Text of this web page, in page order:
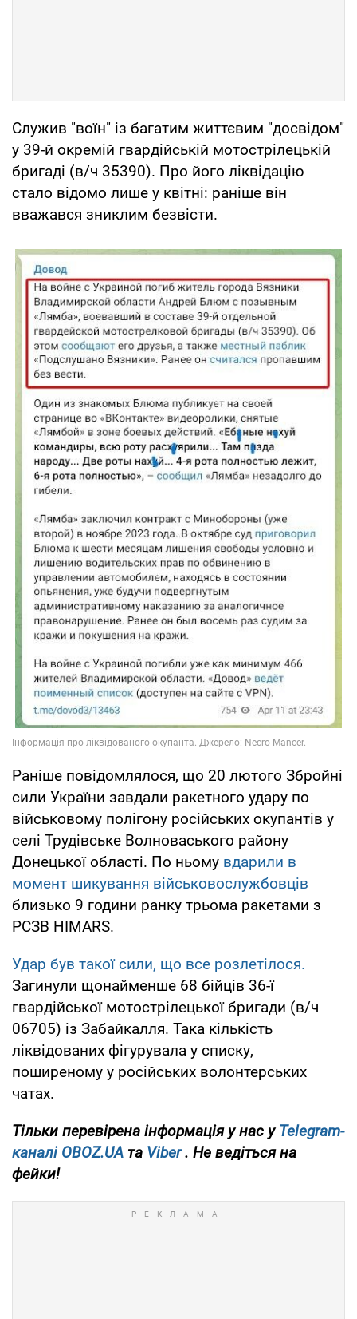
Служив "воїн" із багатим життєвим "досвідом"
у 39-й окремій гвардійській мотострілецькій
бригаді (в/ч 35390). Про його ліквідацію
стало відомо лише у квітні: раніше він
вважався зниклим безвісти.
Раніше повідомлялося, що 20 лютого Збройні
сили України завдали ракетного удару по
військовому полігону російських окупантів у
селі Трудівське Волноваського району
Донецької області. По ньому вдарили в
момент шикування військовослужбовців
близько 9 години ранку трьома ракетами з
РСЗВ HIMARS.
Удар був такої сили, що все розлетілося.
Загинули щонайменше 68 бійців 36-ї
гвардійської мотострілецької бригади (в/ч
06705) із Забайкалля. Така кількість
ліквідованих фігурувала у списку,
поширеному у російських волонтерських
чатах.
Тільки перевірена інформація у нас у Telegram-
каналі OBOZ.UA та Viber . Не ведіться на
фейки!